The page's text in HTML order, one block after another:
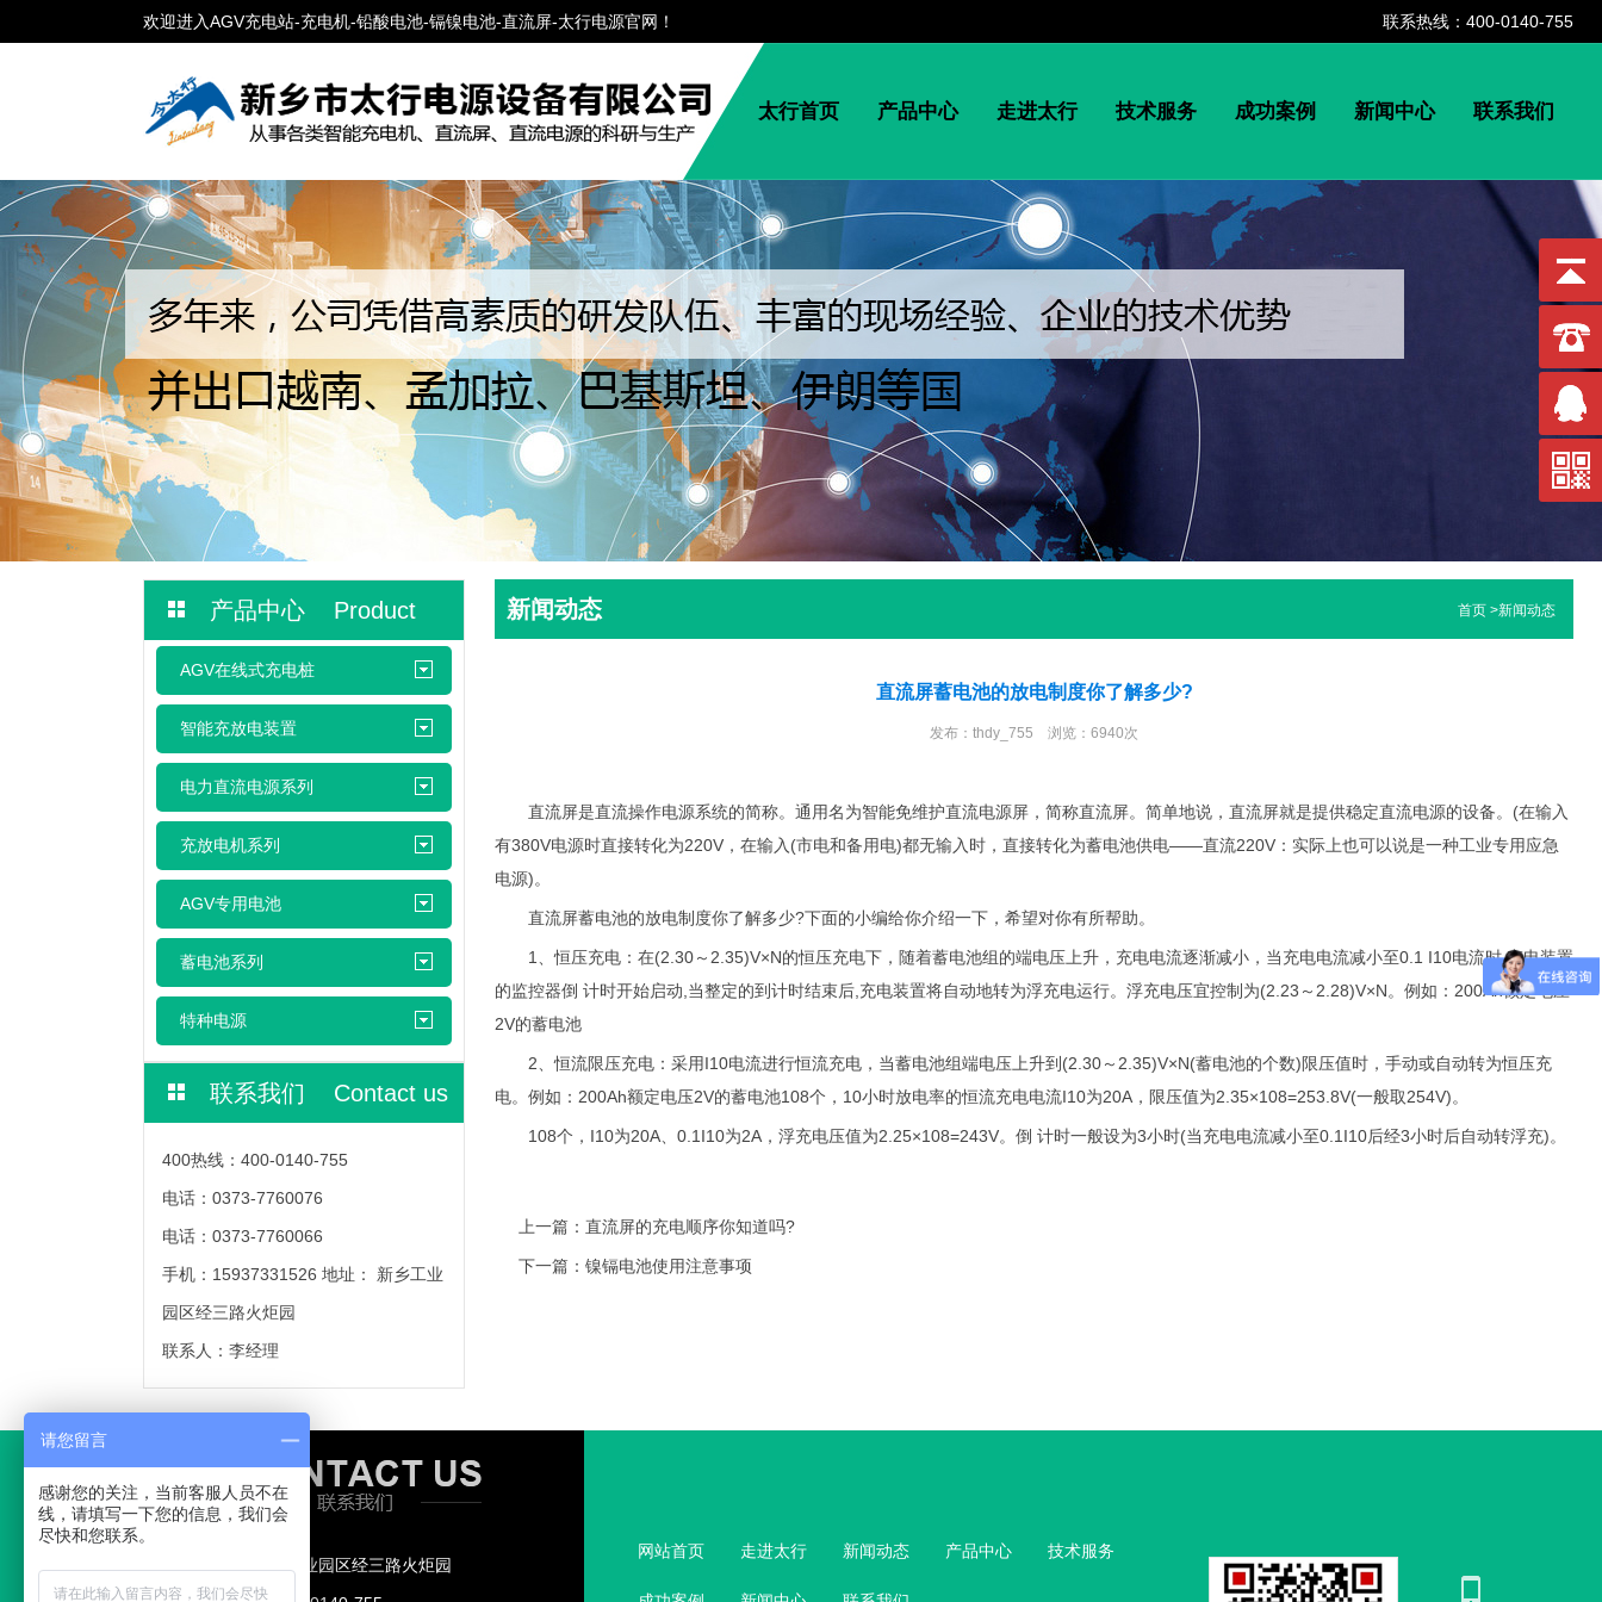
欢迎进入AGV充电站-充电机-铅酸电池-镉镍电池-直流屏-太行电源官网！ 联系热线：400-0140-755
太行首页 产品中心 走进太行 技术服务 成功案例 新闻中心 联系我们
产品中心 Product
AGV在线式充电桩
智能充放电装置
电力直流电源系列
充放电机系列
AGV专用电池
蓄电池系列
特种电源
联系我们 Contact us
400热线：400-0140-755
电话：0373-7760076
电话：0373-7760066
手机：15937331526 地址： 新乡工业
园区经三路火炬园
联系人：李经理
新闻动态 首页 >新闻动态
直流屏蓄电池的放电制度你了解多少?
发布：thdy_755 浏览：6940次
直流屏是直流操作电源系统的简称。通用名为智能免维护直流电源屏，简称直流屏。简单地说，直流屏就是提供稳定直流电源的设备。(在输入
有380V电源时直接转化为220V，在输入(市电和备用电)都无输入时，直接转化为蓄电池供电——直流220V：实际上也可以说是一种工业专用应急
电源)。
直流屏蓄电池的放电制度你了解多少?下面的小编给你介绍一下，希望对你有所帮助。
1、恒压充电：在(2.30～2.35)V×N的恒压充电下，随着蓄电池组的端电压上升，充电电流逐渐减小，当充电电流减小至0.1 I10电流时,充电装置
的监控器倒 计时开始启动,当整定的到计时结束后,充电装置将自动地转为浮充电运行。浮充电压宜控制为(2.23～2.28)V×N。例如：200Ah额定电压
2V的蓄电池
2、恒流限压充电：采用I10电流进行恒流充电，当蓄电池组端电压上升到(2.30～2.35)V×N(蓄电池的个数)限压值时，手动或自动转为恒压充
电。例如：200Ah额定电压2V的蓄电池108个，10小时放电率的恒流充电电流I10为20A，限压值为2.35×108=253.8V(一般取254V)。
108个，I10为20A、0.1I10为2A，浮充电压值为2.25×108=243V。倒 计时一般设为3小时(当充电电流减小至0.1I10后经3小时后自动转浮充)。
上一篇： 直流屏的充电顺序你知道吗?
下一篇： 镍镉电池使用注意事项
地址： 新乡工业园区经三路火炬园
网站首页 走进太行 新闻动态 产品中心 技术服务
请您留言
感谢您的关注，当前客服人员不在
线，请填写一下您的信息，我们会
尽快和您联系。